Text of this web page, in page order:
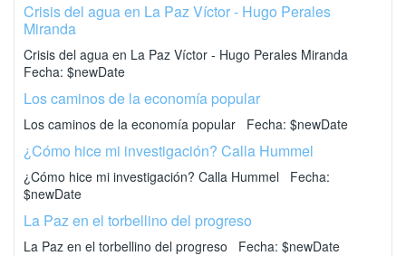
Crisis del agua en La Paz Víctor - Hugo Perales
Miranda
Crisis del agua en La Paz Víctor - Hugo Perales Miranda
Fecha: $newDate
Los caminos de la economía popular
Los caminos de la economía popular Fecha: $newDate
¿Cómo hice mi investigación? Calla Hummel
¿Cómo hice mi investigación? Calla Hummel Fecha:
$newDate
La Paz en el torbellino del progreso
La Paz en el torbellino del progreso Fecha: $newDate